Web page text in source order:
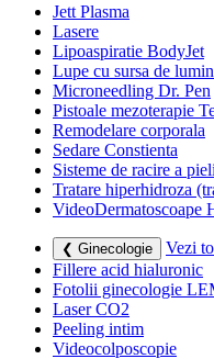
Jett Plasma
Lasere
Lipoaspiratie BodyJet
Lupe cu sursa de
Microneedling Dr. Pen
Pistoale mezoterapie
Remodelare corporala
Sedare Constienta
Sisteme de racire a
Tratare hiperhidroza
VideoDermatoscoape
❮ Ginecologie
Vezi
Fillere acid hialuronic
Fotolii ginecologie
Laser CO2
Peeling intim
Videocolposcopie